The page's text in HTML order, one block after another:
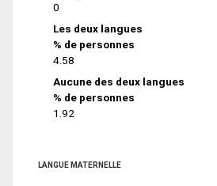
0
Les deux langues
% de personnes
4.58
Aucune des deux langues
% de personnes
1.92
LANGUE MATERNELLE